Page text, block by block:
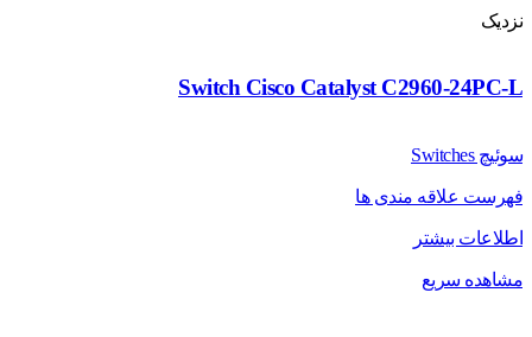
نزدیک
Switch Cisco Catalyst C2960-24PC-L
سوئیچ Switches
فهرست علاقه مندی ها
اطلاعات بیشتر
مشاهده سریع